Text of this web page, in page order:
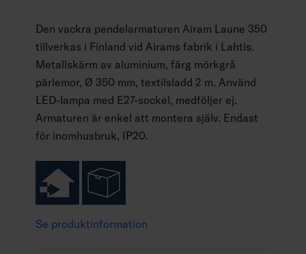
Den vackra pendelarmaturen Airam Laune 350
tillverkas i Finland vid Airams fabrik i Lahtis.
Metallskärm av aluminium, färg mörkgrå
pärlemor, Ø 350 mm, textilsladd 2 m. Använd
LED-lampa med E27-sockel, medföljer ej.
Armaturen är enkel att montera själv. Endast
för inomhusbruk, IP20.
Se produktinformation